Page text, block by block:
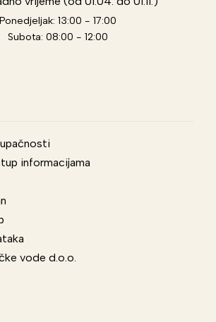
Ponedjeljak: 13:00 - 17:00
Subota: 08:00 - 12:00
informacijama
vode d.o.o.